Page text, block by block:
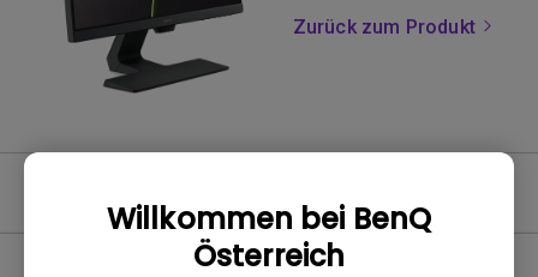
Willkommen bei BenQ
Österreich
Zurück zum Produkt